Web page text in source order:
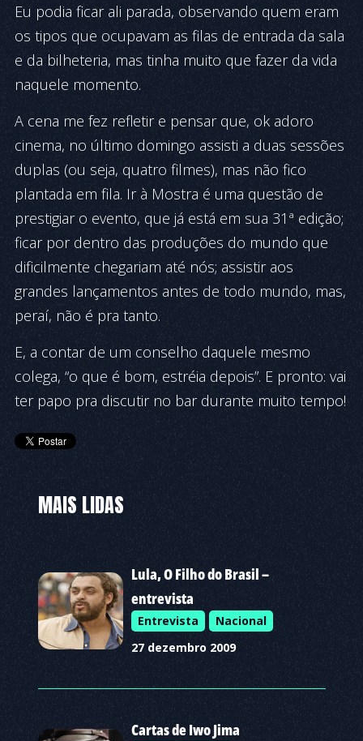
Eu podia ficar ali parada, observando quem eram
os tipos que ocupavam as filas de entrada da sala
e da bilheteria, mas tinha muito que fazer da vida
naquele momento.
A cena me fez refletir e pensar que, ok adoro
cinema, no último domingo assisti a duas sessões
duplas (ou seja, quatro filmes), mas não fico
plantada em fila. Ir à Mostra é uma questão de
prestigiar o evento, que já está em sua 31ª edição;
ficar por dentro das produções do mundo que
dificilmente chegariam até nós; assistir aos
grandes lançamentos antes de todo mundo, mas,
peraí, não é pra tanto.
E, a contar de um conselho daquele mesmo
colega, “o que é bom, estréia depois”. E pronto: vai
ter papo pra discutir no bar durante muito tempo!
MAIS LIDAS
Lula, O Filho do Brasil –
entrevista
Entrevista
Nacional
27 dezembro 2009
Cartas de Iwo Jima